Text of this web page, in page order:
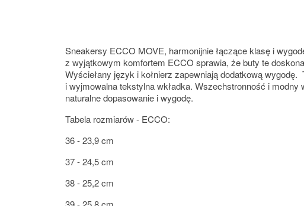
Sneakersy ECCO MOVE, harmonijnie łączące klasę i
z wyjątkowym komfortem ECCO sprawia, że buty te
Wyściełany język i kołnierz zapewniają dodatkową
i wyjmowalna tekstylna wkładka. Wszechstronność i
naturalne dopasowanie i wygodę.
Tabela rozmiarów - ECCO:
36 - 23,9 cm
37 - 24,5 cm
38 - 25,2 cm